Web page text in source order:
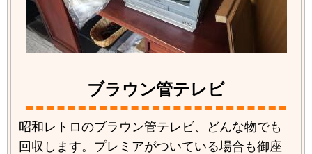
ブラウン管テレビ
昭和レトロのブラウン管テレビ、どんな物でも
回収します。プレミアがついている場合も御座